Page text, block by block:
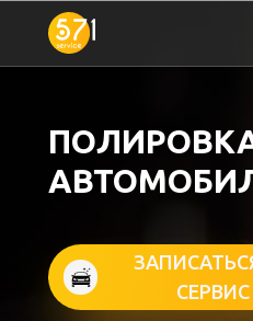
СЕРВИС